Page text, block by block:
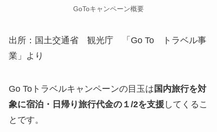
GoToキャンペーン概要
出所：国土交通省 観光庁 「Go To トラベル事
業」より
Go Toトラベルキャンペーンの目玉は 国内旅行を対
象に宿泊・日帰り旅行代金の１/2を支援 してくるこ
とです。